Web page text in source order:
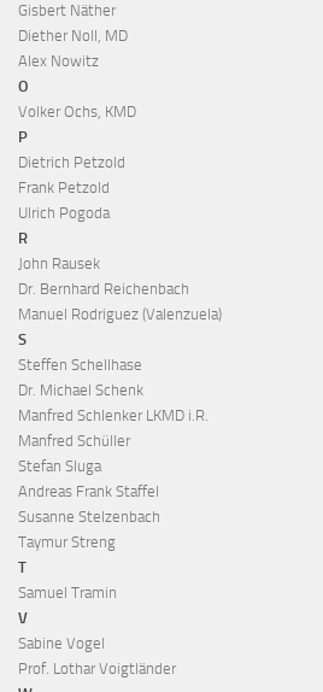
Gisbert Näther
Diether Noll, MD
Alex Nowitz
O
Volker Ochs, KMD
P
Dietrich Petzold
Frank Petzold
Ulrich Pogoda
R
John Rausek
Dr. Bernhard Reichenbach
Manuel Rodriguez (Valenzuela)
S
Steffen Schellhase
Dr. Michael Schenk
Manfred Schlenker LKMD i.R.
Manfred Schüller
Stefan Sluga
Andreas Frank Staffel
Susanne Stelzenbach
Taymur Streng
T
Samuel Tramin
V
Sabine Vogel
Prof. Lothar Voigtländer